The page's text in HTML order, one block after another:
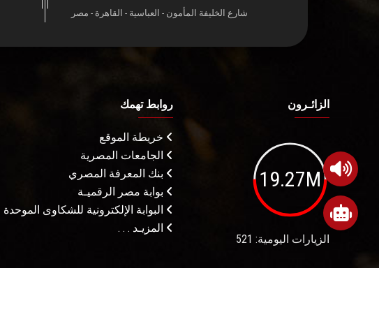
شارع الخليفة المأمون - العباسية - القاهرة - مصر
الزائـرون
19.27M
الزيارات اليومية: 521
روابط تهمك
خريطة الموقع
الجامعات المصرية
بنك المعرفة المصري
بوابة مصر الرقميـة
البوابة الإلكترونية للشكاوى الموحدة
المزيـد . . .